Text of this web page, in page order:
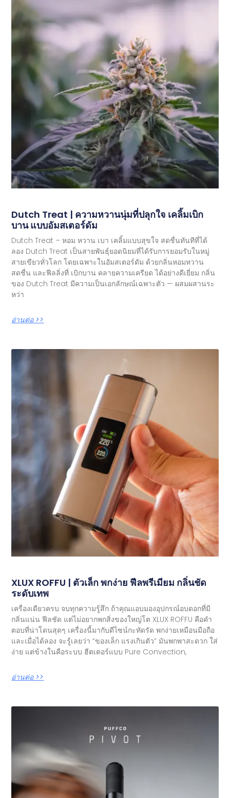
Dutch Treat | ความหวานนุ่มที่ปลุกใจ เคลิ้มเบิก
บาน แบบอัมสเตอร์ดัม
Dutch Treat – หอม หวาน เบา เคลิ้มแบบสุขใจ สดชื่นทันทีที่ได้
ลอง Dutch Treat เป็นสายพันธุ์ยอดนิยมที่ได้รับการยอมรับในหมู่
สายเขียวทั่วโลก โดยเฉพาะในอัมสเตอร์ดัม ด้วยกลิ่นหอมหวาน
สดชื่น และฟีลลิ่งที่ เบิกบาน คลายความเครียด ได้อย่างดีเยี่ยม กลิ่น
ของ Dutch Treat มีความเป็นเอกลักษณ์เฉพาะตัว — ผสมผสานระ
หว่า
อ่านต่อ >>
XLUX ROFFU | ตัวเล็ก พกง่าย ฟีลพรีเมียม กลิ่นชัด
ระดับเทพ
เครื่องเดียวครบ จบทุกความรู้สึก ถ้าคุณแอบมองอุปกรณ์อบดอกที่มี
กลิ่นแน่น ฟีลชัด แต่ไม่อยากพกสิ่งของใหญ่โต XLUX ROFFU คือคำ
ตอบที่น่าโดนสุดๆ เครื่องนี้มากับดีไซน์กะทัดรัด พกง่ายเหมือนมือถือ
และเมื่อได้ลอง จะรู้เลยว่า “ของเล็ก แรงเกินตัว” มันพกพาสะดวก ใส่
ง่าย แต่ข้างในคือระบบ ฮีตเตอร์แบบ Pure Convection,
อ่านต่อ >>